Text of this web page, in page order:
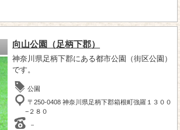
向山公園（足柄下郡）
神奈川県足柄下郡にある都市公園（街区公園）
です。
公園
〒250-0408 神奈川県足柄下郡箱根町強羅１３００
−２８０
－